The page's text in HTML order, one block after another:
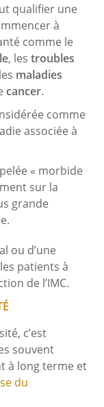
qualifier une
à
comme le
, lestroubles
maladies
cancer.
comme
associée à
« morbide
sur la
grande
ou d’une
patients à
de l’IMC.
c’est
souvent
à long terme et
du